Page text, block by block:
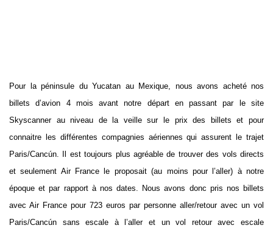
Pour la péninsule du Yucatan au Mexique, nous avons acheté nos
billets d’avion 4 mois avant notre départ en passant par le site
Skyscanner au niveau de la veille sur le prix des billets et pour
connaitre les différentes compagnies aériennes qui assurent le trajet
Paris/Cancún. Il est toujours plus agréable de trouver des vols directs
et seulement Air France le proposait (au moins pour l’aller) à notre
époque et par rapport à nos dates. Nous avons donc pris nos billets
avec Air France pour 723 euros par personne aller/retour avec un vol
Paris/Cancún sans escale à l’aller et un vol retour avec escale